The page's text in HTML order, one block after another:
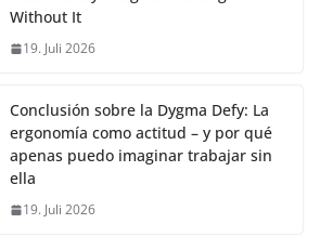
Without It
19. Juli 2026
Conclusión sobre la Dygma Defy: La
ergonomía como actitud – y por qué
apenas puedo imaginar trabajar sin
ella
19. Juli 2026